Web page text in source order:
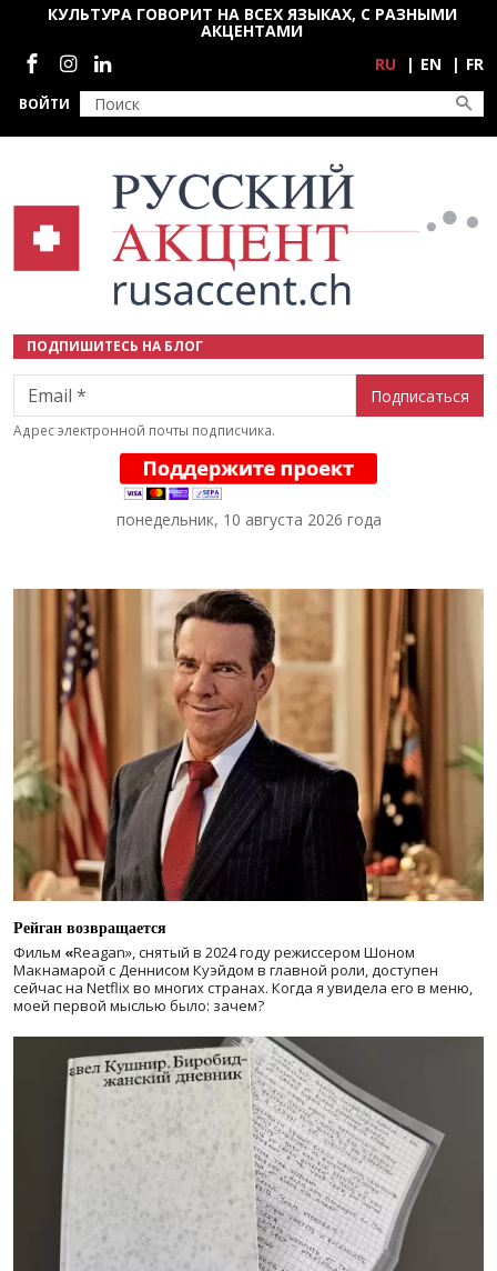
Перейти к основному содержанию
ВОЙТИ
КУЛЬТУРА ГОВОРИТ НА ВСЕХ ЯЗЫКАХ, С РАЗНЫМИ
АКЦЕНТАМИ
Социальные сети
RU EN FR
ПОДПИШИТЕСЬ НА БЛОГ
Email
Адрес электронной почты подписчика.
понедельник, 10 августа 2026 года
Рейган возвращается
Фильм «Reagan», снятый в 2024 годурежиссером Шоном
Макнамарой с Деннисом Куэйдом в главной роли, доступен
сейчас на Netflix во многих странах. Когда я увидела его в меню,
моей первой мыслью было: зачем?